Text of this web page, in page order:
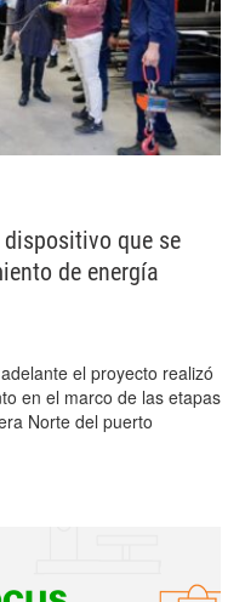
que se
de energía
el proyecto realizó
en el marco de las etapas
Norte del puerto